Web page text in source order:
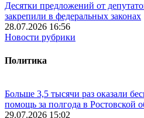
Десятки предложений от
закрепили в федеральных законах
28.07.2026 16:56
Новости рубрики
Политика
Больше 3,5 тысячи раз оказали
помощь за полгода в Ростовской
29.07.2026 15:02